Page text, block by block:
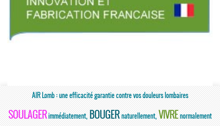
AIR Lomb : une efficacité garantie contre vos douleurs lombaires
SOULAGERimmédiatement,BOUGERnaturellement,VIVREnormalement